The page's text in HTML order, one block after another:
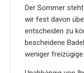
Der Sommer
wir fest davon
entscheiden zu
bescheidene
weniger freizügige